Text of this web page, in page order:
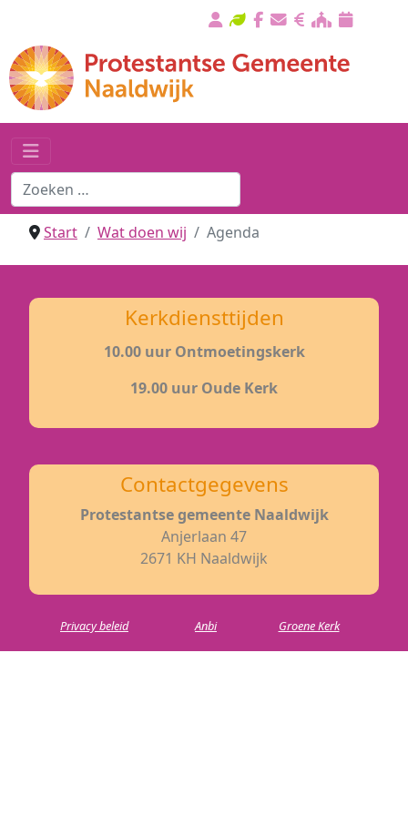
Start Wat doen wij Agenda
Kerkdiensttijden
10.00 uur Ontmoetingskerk
19.00 uur Oude Kerk
Contactgegevens
Protestantse gemeente Naaldwijk
Anjerlaan 47
2671 KH Naaldwijk
Privacy beleid Anbi Groene Kerk